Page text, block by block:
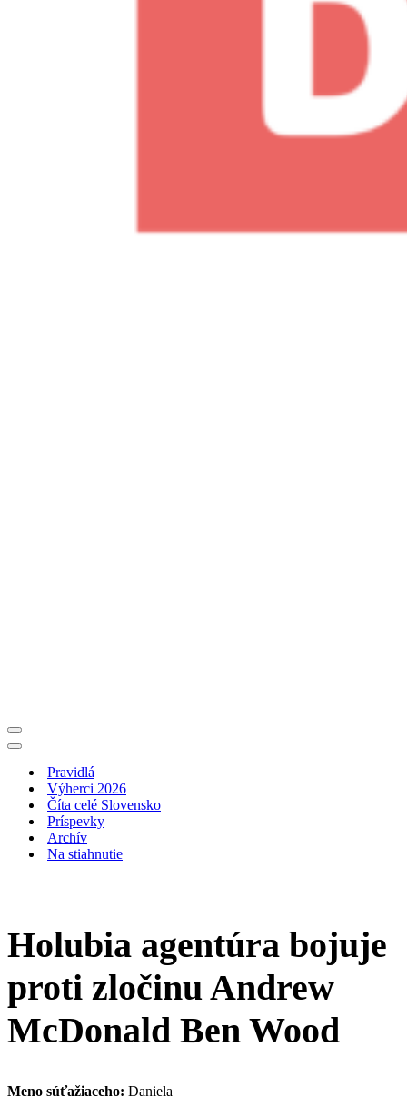
Menu
navigácie
Menu
navigáciePravidlá
Výherci 2026
Číta celé Slovensko
Príspevky
Archív
Na stiahnutie
Holubia agentúra bojuje
proti zločinu Andrew
McDonald Ben Wood
Meno súťažiaceho: Daniela